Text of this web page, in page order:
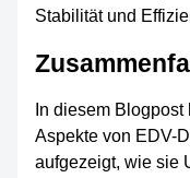
Stabilität und
In diesem
Aspekte von EDV-
aufgezeigt, wie sie